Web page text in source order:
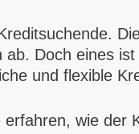
Doch eines
und flexible
wie der